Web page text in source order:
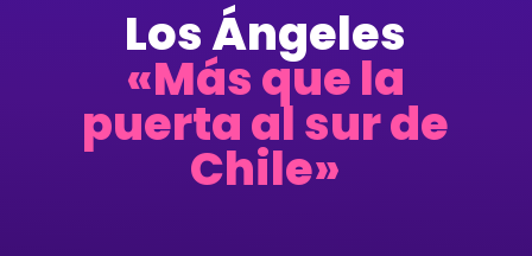
Los Ángeles
«Más que la
puerta al sur de
Chile»